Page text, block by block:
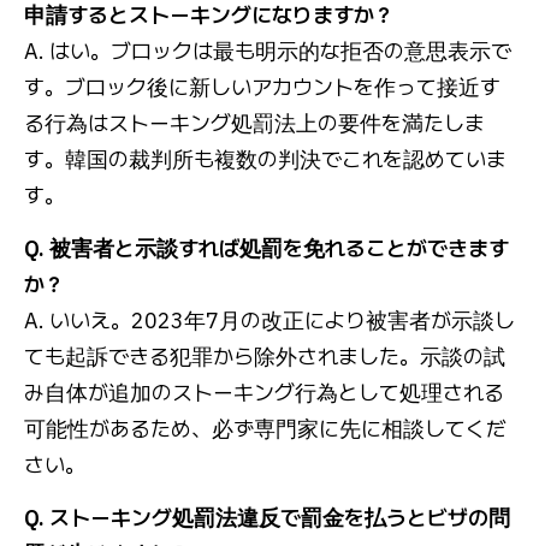
申請するとストーキングになりますか？
A. はい。ブロックは最も明示的な拒否の意思表示で
す。ブロック後に新しいアカウントを作って接近す
る行為はストーキング処罰法上の要件を満たしま
す。韓国の裁判所も複数の判決でこれを認めていま
す。
Q. 被害者と示談すれば処罰を免れることができます
か？
A. いいえ。2023年7月の改正により被害者が示談し
ても起訴できる犯罪から除外されました。示談の試
み自体が追加のストーキング行為として処理される
可能性があるため、必ず専門家に先に相談してくだ
さい。
Q. ストーキング処罰法違反で罰金を払うとビザの問